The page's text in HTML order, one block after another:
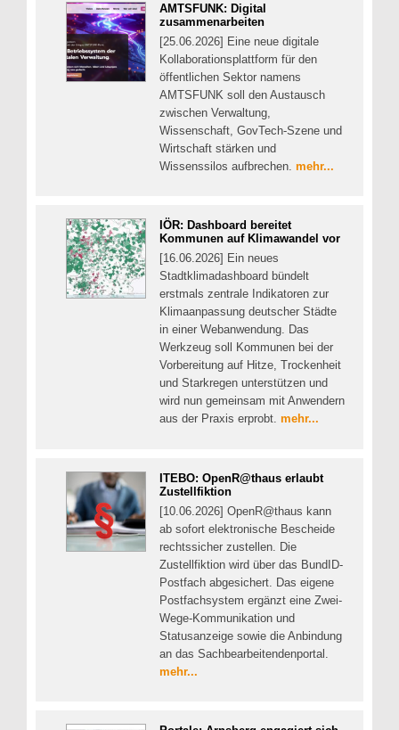
AMTSFUNK: Digital
zusammenarbeiten
[25.06.2026] Eine neue digitale
Kollaborationsplattform für den
öffentlichen Sektor namens
AMTSFUNK soll den Austausch
zwischen Verwaltung,
Wissenschaft, GovTech-Szene und
Wirtschaft stärken und
Wissenssilos aufbrechen. mehr...
IÖR: Dashboard bereitet
Kommunen auf Klimawandel vor
[16.06.2026] Ein neues
Stadtklimadashboard bündelt
erstmals zentrale Indikatoren zur
Klimaanpassung deutscher Städte
in einer Webanwendung. Das
Werkzeug soll Kommunen bei der
Vorbereitung auf Hitze, Trockenheit
und Starkregen unterstützen und
wird nun gemeinsam mit Anwendern
aus der Praxis erprobt. mehr...
ITEBO: OpenR@thaus erlaubt
Zustellfiktion
[10.06.2026] OpenR@thaus kann
ab sofort elektronische Bescheide
rechtssicher zustellen. Die
Zustellfiktion wird über das BundID-
Postfach abgesichert. Das eigene
Postfachsystem ergänzt eine Zwei-
Wege-Kommunikation und
Statusanzeige sowie die Anbindung
an das Sachbearbeitendenportal.
mehr...